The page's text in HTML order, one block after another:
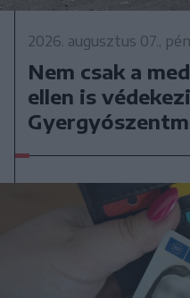
2026. augusztus 07.,
Nem csak a
ellen is